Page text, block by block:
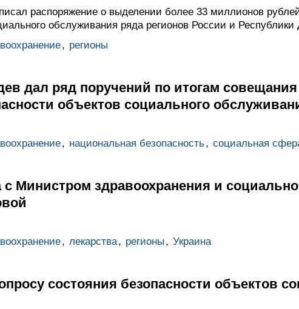
распоряжение о выделении более 33 миллионов
обслуживания ряда регионов России и Республики
, регионы
дал ряд поручений по итогам совещания
объектов социального
, национальная безопасность, социальная
с Министром здравоохранения и
, лекарства, регионы , Украина
состояния безопасности объектов